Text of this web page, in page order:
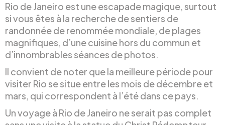
Rio de Janeiro est une escapade magique, surtout
si vous êtes à la recherche de sentiers de
randonnée de renommée mondiale, de plages
magnifiques, d’une cuisine hors du commun et
d’innombrables séances de photos.
Il convient de noter que la meilleure période pour
visiter Rio se situe entre les mois de décembre et
mars, qui correspondent à l’été dans ce pays.
Un voyage à Rio de Janeiro ne serait pas complet